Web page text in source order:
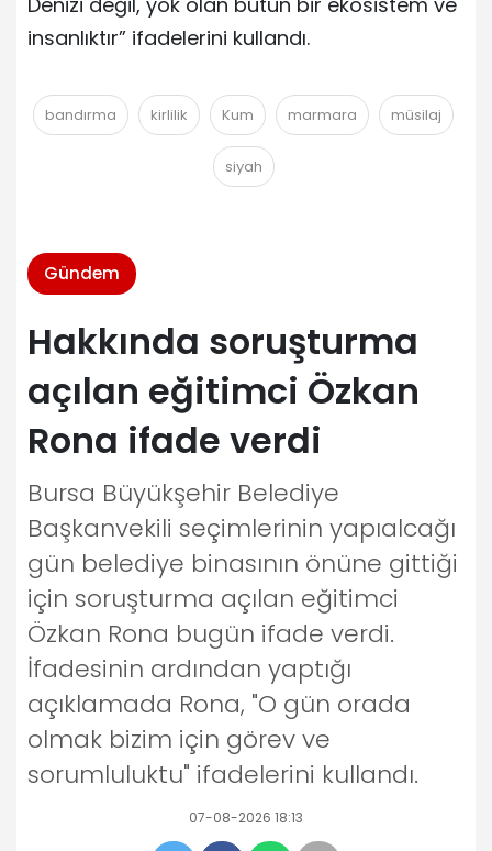
insanlıktır” ifadelerini kullandı.
bandırma kirlilik Kum marmara müsilaj
siyah
Gündem
Hakkında soruşturma
açılan eğitimci Özkan
Rona ifade verdi
Bursa Büyükşehir Belediye
Başkanvekili seçimlerinin yapıalcağı
gün belediye binasının önüne gittiği
için soruşturma açılan eğitimci
Özkan Rona bugün ifade verdi.
İfadesinin ardından yaptığı
açıklamada Rona, "O gün orada
olmak bizim için görev ve
sorumluluktu" ifadelerini kullandı.
07-08-2026 18:13